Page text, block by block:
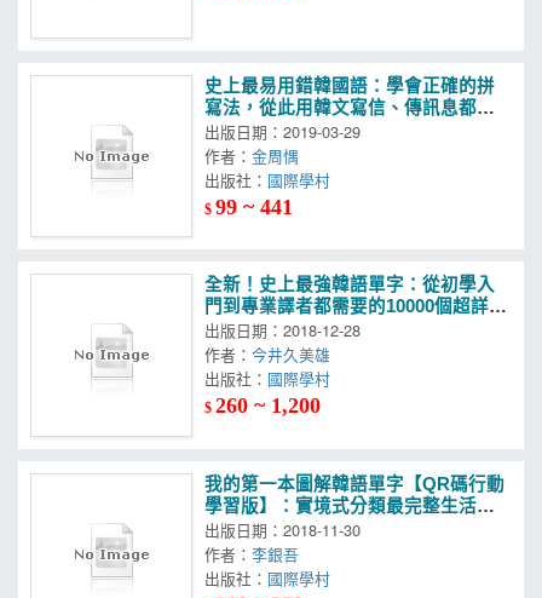
史上最易用錯韓國語：學會正確的拼
寫法，從此用韓文寫信、傳訊息都不
會寫錯字（附MP3）
出版日期：2019-03-29
作者：金周㥥
出版社：
$99 ~ 441
全新！史上最強韓語單字：從初學入
門到專業譯者都需要的10000個超詳細
單字書
出版日期：2018-12-28
作者：今井久美雄
出版社：
$260 ~ 1,200
我的第一本圖解韓語單字【QR碼行動
學習版】：實境式分類最完整生活單
字書！（附韓語、中文對照MP3）
出版日期：2018-11-30
作者：李銀吾
出版社：